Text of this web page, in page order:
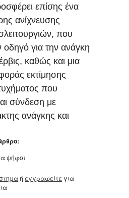
επίσης ένα
ανίχνευσης
που
οδηγό για την ανάγκη
καθώς και μια
εκτίμησης
που
σύνδεση με
ανάγκης και
ψήφοι
ή εγγραφείτε για